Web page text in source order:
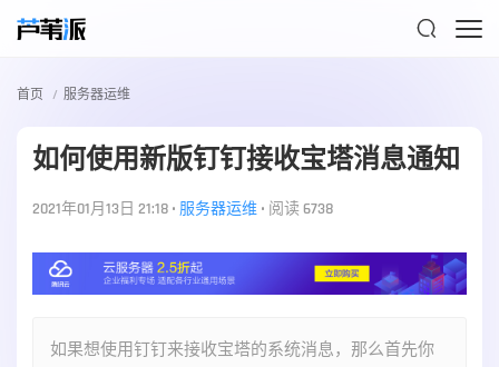

首页 服务器运维
如何使用新版钉钉接收宝塔消息通知
2021年01月13日 21:18 • 服务器运维 • 阅读 6738
如果想使用钉钉来接收宝塔的系统消息，那么首先你